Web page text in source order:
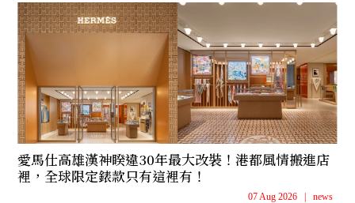
愛馬仕高雄漢神睽違30年最大改裝！港都風情搬進店
裡，全球限定錶款只有這裡有！
07 Aug 2026 news